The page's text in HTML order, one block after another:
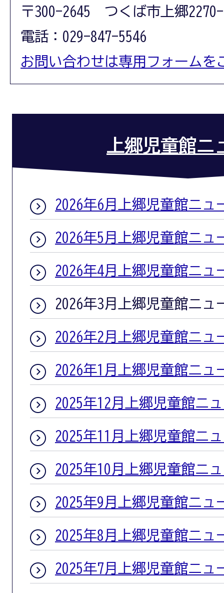
〒300-2645 つくば市上郷
電話：029-847-5546
お問い合わせは専用フォームを
上郷児童館ニ
2026年6月上郷児童館ニュ
2026年5月上郷児童館ニュ
2026年4月上郷児童館ニュ
2026年3月上郷児童館ニュ
2026年2月上郷児童館ニュ
2026年1月上郷児童館ニュ
2025年12月上郷児童館ニ
2025年11月上郷児童館ニ
2025年10月上郷児童館ニ
2025年9月上郷児童館ニュ
2025年8月上郷児童館ニュ
2025年7月上郷児童館ニュ